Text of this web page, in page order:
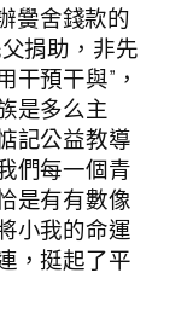
黌舍錢款的
捐助，非先
預干與”，
是多么主
記公益教導
們每一個青
是有有數像
小我的命運
，挺起了平